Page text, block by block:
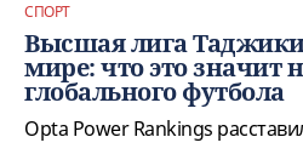
СПОРТ
Высшая лига
мире: что это значит
глобального футбола
Opta Power Rankings